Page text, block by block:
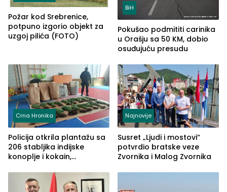
Požar kod Srebrenice,
potpuno izgorio objekt za
uzgoj pilića (FOTO)
BiH
Pokušao podmititi carinika
u Orašju sa 50 KM, dobio
osuđujuću presudu
Crna Hronika
Policija otkrila plantažu sa
206 stabljika indijske
konoplje i kokain,
(FOTO)
Najnovije
Susret „Ljudi i mostovi“
potvrdio bratske veze
Zvornika i Malog Zvornika